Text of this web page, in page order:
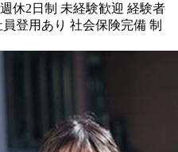
週休2日制 未経験歓迎 経験者
員登用あり 社会保険完備 制